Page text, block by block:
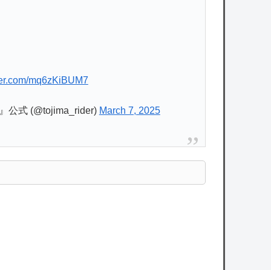
mq6zKiBUM7
公式 (@tojima_rider) March 7, 2025